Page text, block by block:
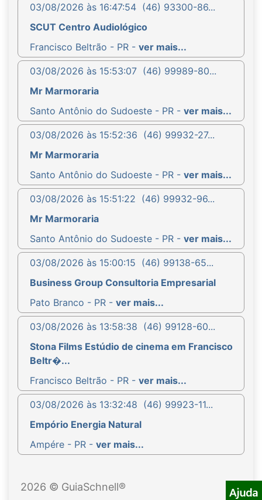
03/08/2026 às 16:47:54 (46) 93300-86...
SCUT Centro Audiológico
Francisco Beltrão - PR - ver mais...
03/08/2026 às 15:53:07 (46) 99989-80...
Mr Marmoraria
Santo Antônio do Sudoeste - PR - ver mais...
03/08/2026 às 15:52:36 (46) 99932-27...
Mr Marmoraria
Santo Antônio do Sudoeste - PR - ver mais...
03/08/2026 às 15:51:22 (46) 99932-96...
Mr Marmoraria
Santo Antônio do Sudoeste - PR - ver mais...
03/08/2026 às 15:00:15 (46) 99138-65...
Business Group Consultoria Empresarial
Pato Branco - PR - ver mais...
03/08/2026 às 13:58:38 (46) 99128-60...
Stona Films Estúdio de cinema em Francisco
Beltr�...
Francisco Beltrão - PR - ver mais...
03/08/2026 às 13:32:48 (46) 99923-11...
Empório Energia Natural
Ampére - PR - ver mais...
2026 © GuiaSchnell®